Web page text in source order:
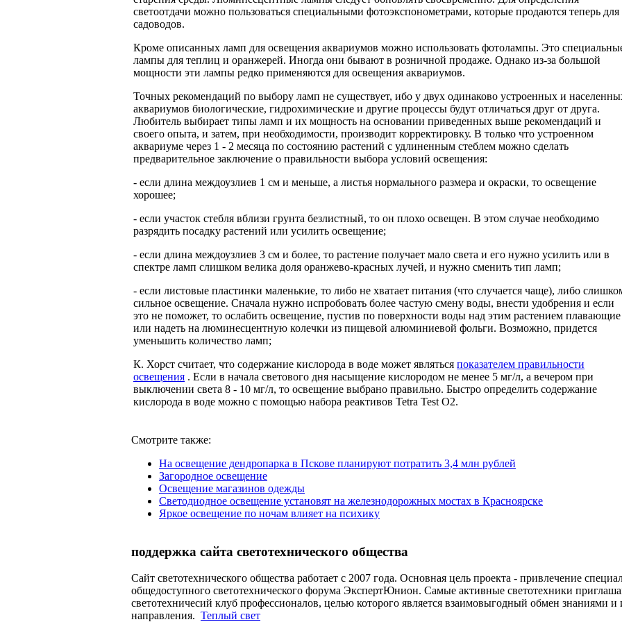
светоотдачи можно пользоваться специальными фотоэкспонометрами, которые продаются теперь для
садоводов.
Кроме описанных ламп для освещения аквариумов можно использовать фотолампы. Это
лампы для теплиц и оранжерей. Иногда они бывают в розничной продаже. Однако из-за большой
мощности эти лампы редко применяются для освещения аквариумов.
Точных рекомендаций по выбору ламп не существует, ибо у двух одинаково устроенных и
аквариумов биологические, гидрохимические и другие процессы будут отличаться друг от друга.
Любитель выбирает типы ламп и их мощность на основании приведенных выше рекомендаций и
своего опыта, и затем, при необходимости, производит корректировку. В только что устроенном
аквариуме через 1 - 2 месяца по состоянию растений с удлиненным стеблем можно сделать
предварительное заключение о правильности выбора условий освещения:
- если длина междоузлиев 1 см и меньше, а листья нормального размера и окраски, то освещение
хорошее;
- если участок стебля вблизи грунта безлистный, то он плохо освещен. В этом случае необходимо
разрядить посадку растений или усилить освещение;
- если длина междоузлиев 3 см и более, то растение получает мало света и его нужно усилить или в
спектре ламп слишком велика доля оранжево-красных лучей, и нужно сменить тип ламп;
- если листовые пластинки маленькие, то либо не хватает питания (что случается чаще), либо
сильное освещение. Сначала нужно испробовать более частую смену воды, внести удобрения и если
это не поможет, то ослабить освещение, пустив по поверхности воды над этим растением плавающие
или надеть на люминесцентную колечки из пищевой алюминиевой фольги. Возможно, придется
уменьшить количество ламп;
К. Хорст считает, что содержание кислорода в воде может являться показателем правильности
освещения . Если в начала светового дня насыщение кислородом не менее 5 мг/л, а вечером при
выключении света 8 - 10 мг/л, то освещение выбрано правильно. Быстро определить содержание
кислорода в воде можно с помощью набора реактивов Tetra Test О2.
Смотрите также:
На освещение дендропарка в Пскове планируют потратить 3,4 млн рублей
Загородное освещение
Освещение магазинов одежды
Светодиодное освещение установят на железнодорожных мостах в Красноярске
Яркое освещение по ночам влияет на психику
поддержка сайта светотехнического общества
Сайт светотехнического общества работает с 2007 года. Основная цель проекта - привлечение
общедоступного светотехнического форума ЭкспертЮнион. Самые активные светотехники
светотехничесий клуб профессионалов, целью которого является взаимовыгодный обмен знаниями
направления. Теплый свет